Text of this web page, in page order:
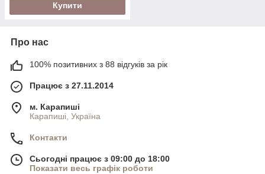
Купити
Про нас
100% позитивних з 88 відгуків за рік
Працює з 27.11.2014
м. Карапиші
Карапиші, Україна
Контакти
Сьогодні працює з 09:00 до 18:00
Показати весь графік роботи